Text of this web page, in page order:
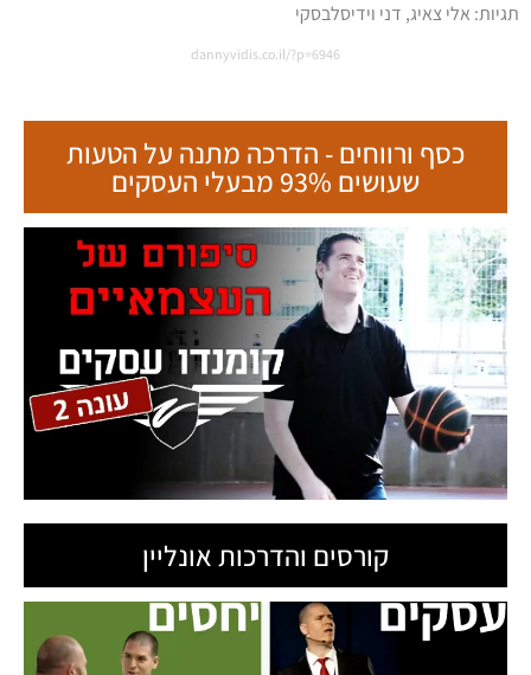
תגיות: אלי צאיג, דני וידיסלבסקי
dannyvidis.co.il/?p=6946
כסף ורווחים - הדרכה מתנה על הטעות
שעושים 93% מבעלי העסקים
קורסים והדרכות אונליין